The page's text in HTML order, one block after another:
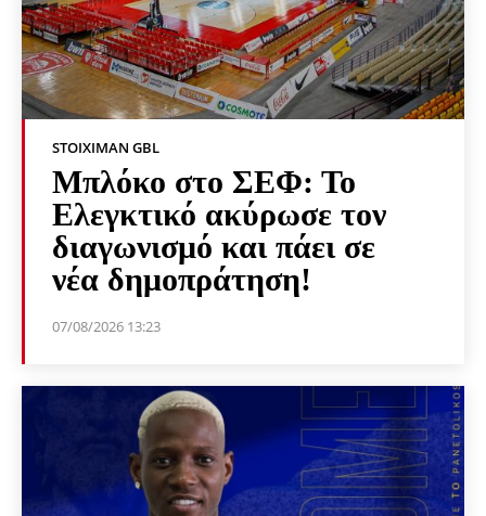
STOIXIMAN GBL
Μπλόκο στο ΣΕΦ: Το
Ελεγκτικό ακύρωσε τον
διαγωνισμό και πάει σε
νέα δημοπράτηση!
07/08/2026 13:23